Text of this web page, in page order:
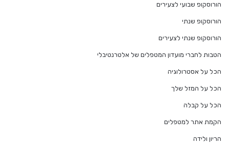
הורוסקופ שבועי לצעירים
הורוסקופ שנתי
הורוסקופ שנתי לצעירים
הטבות לחברי מועדון המטפלים של אלטרנטיבלי
הכל על אסטרולוגיה
הכל על המזל שלך
הכל על קבלה
הקמת אתר למטפלים
הריון ולידה